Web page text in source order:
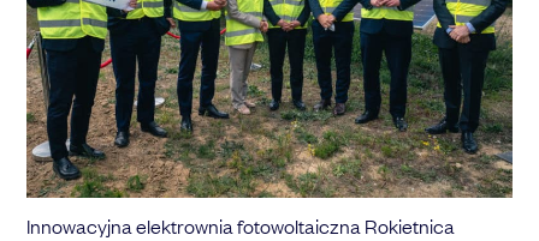
Innowacyjna elektrownia fotowoltaiczna Rokietnica